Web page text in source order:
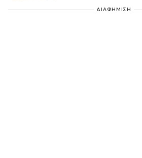
ΔΙΑΦΗΜΙΣΗ